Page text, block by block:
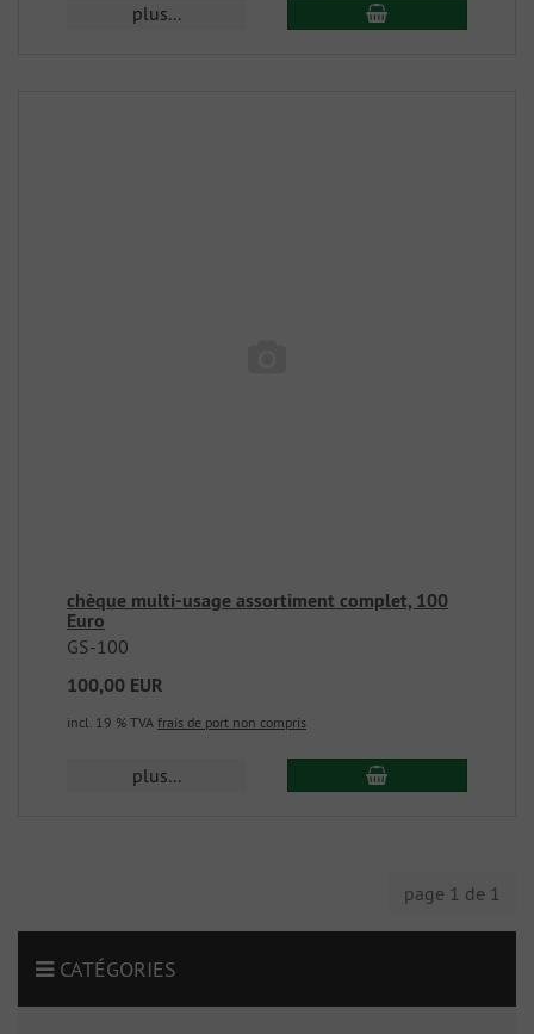
plus...
chèque multi-usage assortiment complet, 100
Euro
GS-100
100,00 EUR
incl. 19 % TVA frais de port non compris
plus...
page 1 de 1
CATÉGORIES